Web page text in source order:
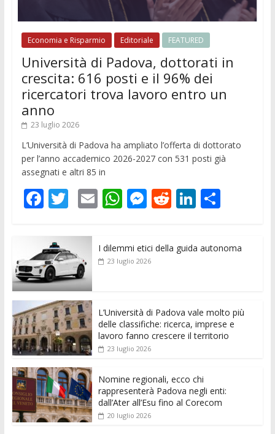
Economia e Risparmio Editoriale FEATURED
Università di Padova, dottorati in
crescita: 616 posti e il 96% dei
ricercatori trova lavoro entro un
anno
23 luglio 2026
L’Università di Padova ha ampliato l’offerta di dottorato
per l’anno accademico 2026-2027 con 531 posti già
assegnati e altri 85 in
F
e
b
o
o
k
T
itt
er
E
ai
l
W
s
p
M
ss
e
er
R
di
Li
e
C
di
I dilemmi etici della guida autonoma
23 luglio 2026
L’Università di Padova vale molto più
delle classifiche: ricerca, imprese e
lavoro fanno crescere il territorio
23 luglio 2026
Nomine regionali, ecco chi
rappresenterà Padova negli enti:
dall’Ater all’Esu fino al Corecom
20 luglio 2026